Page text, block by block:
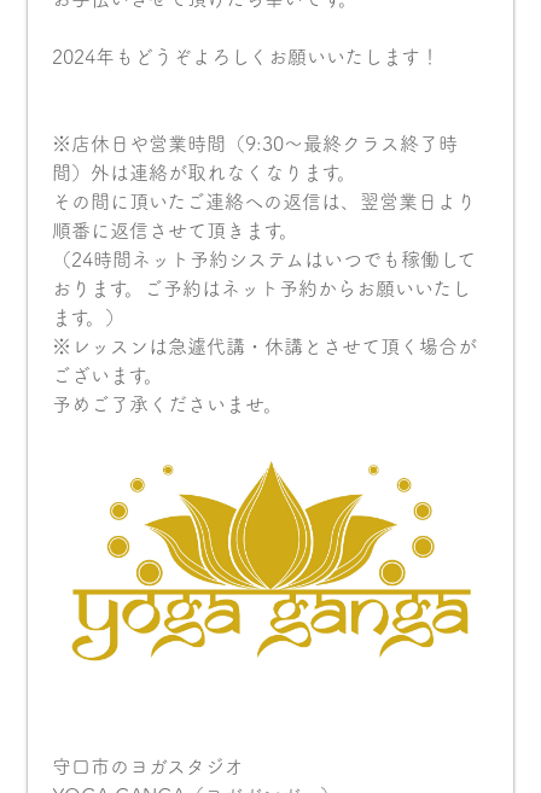
2024年もどうぞよろしくお願いいたします！
※店休日や営業時間（9:30〜最終クラス終了時
間）外は連絡が取れなくなります。
その間に頂いたご連絡への返信は、翌営業日より
順番に返信させて頂きます。
（24時間ネット予約システムはいつでも稼働して
おります。ご予約はネット予約からお願いいたし
ます。）
※レッスンは急遽代講・休講とさせて頂く場合が
ございます。
予めご了承くださいませ。
守口市のヨガスタジオ